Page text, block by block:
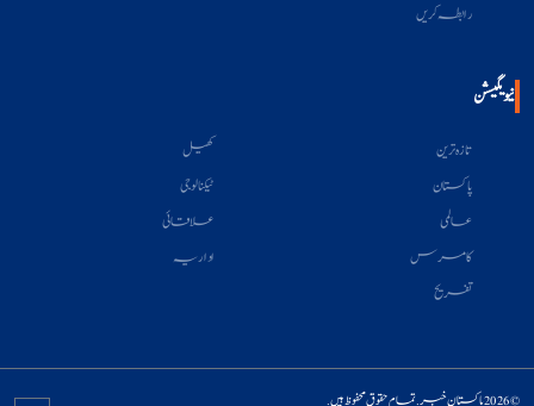
رابطہ کریں
نیویگیشن
تازہ ترین
پاکستان
عالمی
کامرس
تفریح
کھیل
ٹیکنالوجی
علاقائی
اداریہ
© 2026 پاکستان خبر. تمام حقوق محفوظ ہیں.